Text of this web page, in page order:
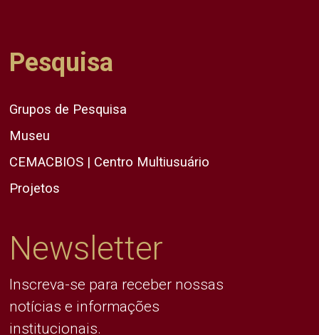
Pesquisa
Grupos de Pesquisa
Museu
CEMACBIOS | Centro Multiusuário
Projetos
Newsletter
Inscreva-se para receber nossas
notícias e informações
institucionais.